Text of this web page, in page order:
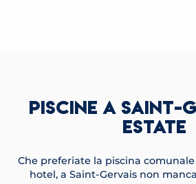
PISCINE A SAINT-
ESTATE
Che preferiate la piscina
hotel, a Saint-Gervais non